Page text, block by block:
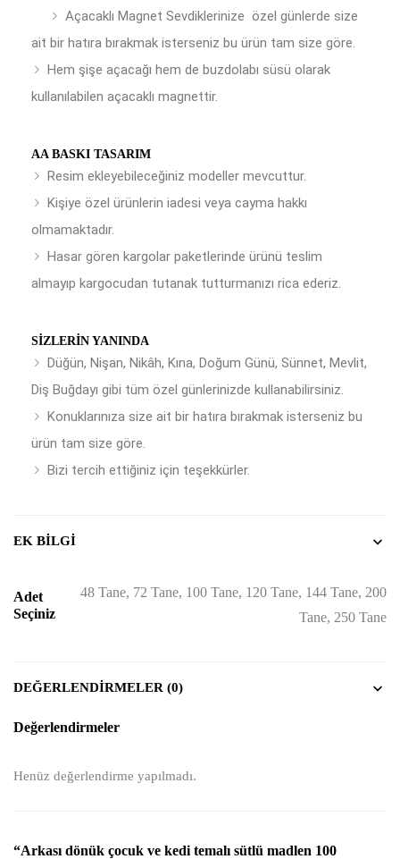
Açacaklı Magnet Sevdiklerinize özel günlerde size
ait bir hatıra bırakmak isterseniz bu ürün tam size göre.
Hem şişe açacağı hem de buzdolabı süsü olarak
kullanılabilen açacaklı magnettir.
AA BASKI TASARIM
Resim ekleyebileceğiniz modeller mevcuttur.
Kişiye özel ürünlerin iadesi veya cayma hakkı
olmamaktadır.
Hasar gören kargolar paketlerinde ürünü teslim
almayıp kargocudan tutanak tutturmanızı rica ederiz.
SIZLERIN YANINDA
Düğün, Nişan, Nikâh, Kına, Doğum Günü, Sünnet, Mevlit,
Diş Buğdayı gibi tüm özel günlerinizde kullanabilirsiniz.
Konuklarınıza size ait bir hatıra bırakmak isterseniz bu
ürün tam size göre.
Bizi tercih ettiğiniz için teşekkürler.
EK BILGI
Adet
Seçiniz
48 Tane, 72 Tane, 100 Tane, 120 Tane, 144 Tane, 200
Tane, 250 Tane
DEĞERLENDIRMELER (0)
Değerlendirmeler
Henüz değerlendirme yapılmadı.
“Arkası dönük çocuk ve kedi temalı sütlü madlen 100